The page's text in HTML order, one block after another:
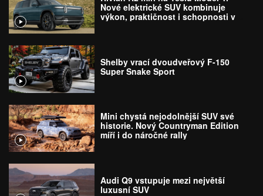
Nové elektrické SUV kombinuje
výkon, praktičnost i schopnosti v
Shelby vrací dvoudveřový F-150
Super Snake Sport
Mini chystá nejodolnější SUV své
historie. Nový Countryman Edition
míří i do náročné rally
Audi Q9 vstupuje mezi největší
luxusní SUV